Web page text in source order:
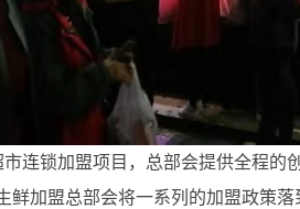
连锁加盟项目，总部会提供全程
鲜加盟总部会将一系列的加盟政策